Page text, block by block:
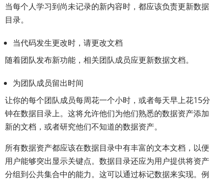
当每个人学习到尚未记录的新内容时，都应该负责更新数据
目录。
当代码发生更改时，请更改文档
随着团队发布新功能，相关团队成员应更新数据文档。
为团队成员留出时间
让你的每个团队成员每周花一个小时，或者每天早上花15分
钟在数据目录上。这将允许他们为他们熟悉的数据资产添加
新的文档，或者研究他们不知道的数据资产。
所有数据资产都应该在数据目录中有丰富的文本文档，以便
用户能够突出显示关键点。数据目录还应为用户提供将资产
分组到公共集合中的能力。这可以通过标记数据来实现。例